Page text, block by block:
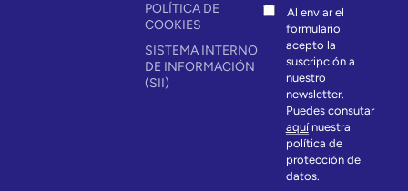
POLÍTICA DE
COOKIES
SISTEMA INTERNO
DE INFORMACIÓN
(SII)
Al enviar el
formulario
acepto la
suscripción a
nuestro
newsletter.
Puedes consutar
aquínuestra
política de
protección de
datos.